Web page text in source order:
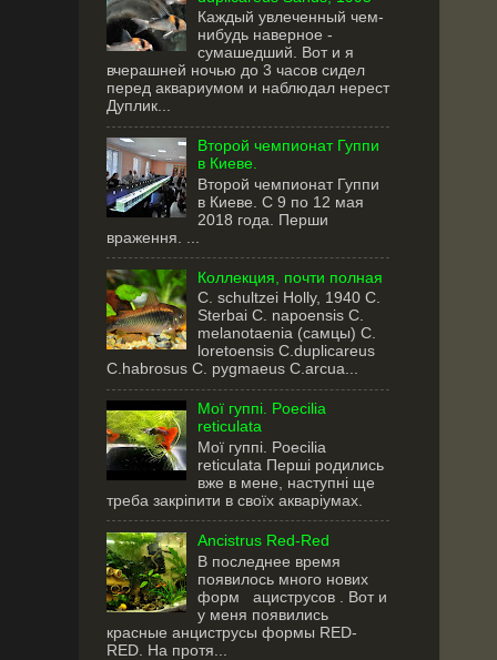
Каждый увлеченный чем-
нибудь наверное -
сумашедший. Вот и я
вчерашней ночью до 3 часов сидел
перед аквариумом и наблюдал нерест
Дуплик...
Второй чемпионат Гуппи
в Киеве.
Второй чемпионат Гуппи
в Киеве. С 9 по 12 мая
2018 года. Перши
враження. ...
Коллекция, почти полная
C. schultzei Holly, 1940 C.
Sterbai C. napoensis C.
melanotaenia (самцы) C.
loretoensis C.duplicareus
С.habrosus C. pygmaeus С.arcua...
Мої гуппі. Poecilia
reticulata
Мої гуппі. Poecilia
reticulata Перші родились
вже в мене, наступні ще
треба закріпити в своїх акваріумах.
Ancistrus Red-Red
В последнее время
появилось много нових
форм ациструсов . Вот и
у меня появились
красные анциструсы формы RED-
RED. На протя...